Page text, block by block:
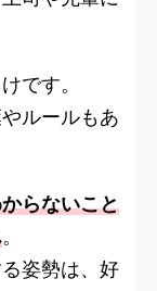
です。
ルールもあ
らないこと
。
姿勢は、好